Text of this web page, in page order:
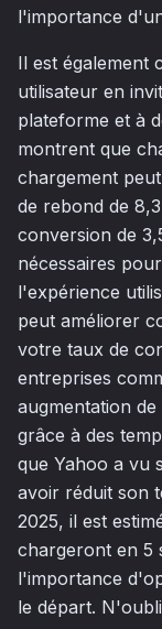
l'importance
Il est également
utilisateur en
plateforme et à
montrent que
chargement
de rebond de
conversion de
nécessaires
l'expérience
peut améliorer
votre taux de
entreprises
augmentation
grâce à des
que Yahoo a vu
avoir réduit son
2025, il est
chargeront en 5
l'importance
le départ.